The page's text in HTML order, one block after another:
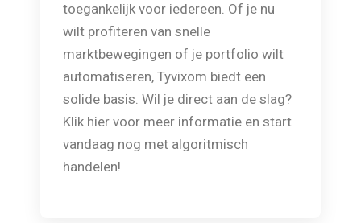
toegankelijk voor iedereen. Of je nu
wilt profiteren van snelle
marktbewegingen of je portfolio wilt
automatiseren, Tyvixom biedt een
solide basis. Wil je direct aan de slag?
Klik hier voor meer informatie en start
vandaag nog met algoritmisch
handelen!